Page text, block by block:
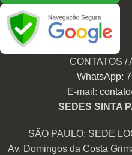
CONTATOS /
WhatsApp:
E-mail:
SEDES SINTA
SÃO PAULO: SEDE
Av. Domingos da Costa